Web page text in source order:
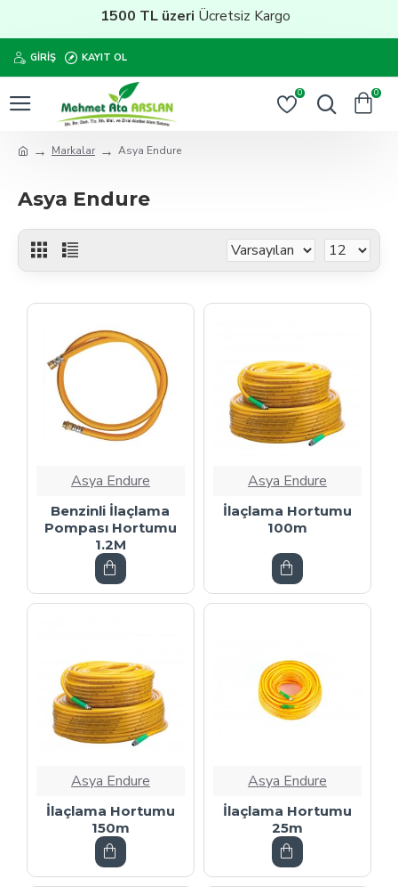
1500 TL üzeriÜcretsiz Kargo
GIRIŞ KAYIT OL
0 0
Markalar Asya Endure
Asya Endure
Asya Endure
Benzinli İlaçlama
Pompası Hortumu
1.2M
Asya Endure
İlaçlama Hortumu
100m
Asya Endure
İlaçlama Hortumu
150m
Asya Endure
İlaçlama Hortumu
25m